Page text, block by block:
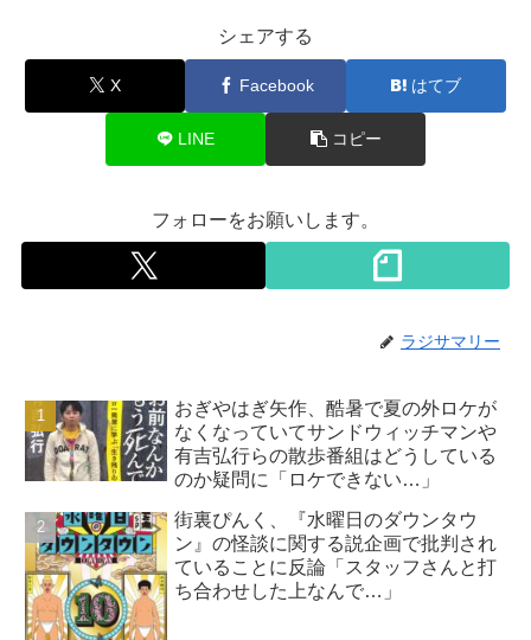
シェアする
X Facebook はてブ
LINE コピー
フォローをお願いします。
ラジサマリー
おぎやはぎ矢作、酷暑で夏の外ロケが
なくなっていてサンドウィッチマンや
有吉弘行らの散歩番組はどうしている
のか疑問に「ロケできない…」
街裏ぴんく、『水曜日のダウンタウ
ン』の怪談に関する説企画で批判され
ていることに反論「スタッフさんと打
ち合わせした上なんで…」